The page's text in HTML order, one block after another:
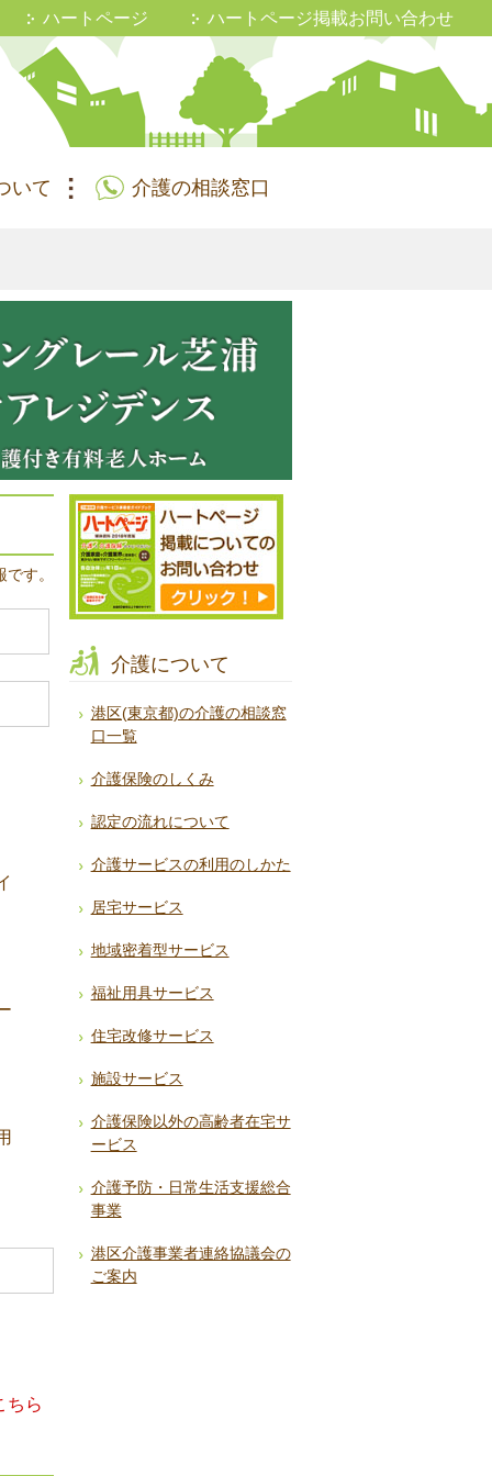
ハートページ ハートページ掲載お問い合わせ
いて 介護の相談窓口
す。
ちら
介護について
港区(東京都)の介護の相談窓
口一覧
介護保険のしくみ
認定の流れについて
介護サービスの利用のしかた
居宅サービス
地域密着型サービス
福祉用具サービス
住宅改修サービス
施設サービス
介護保険以外の高齢者在宅サ
ービス
介護予防・日常生活支援総合
事業
港区介護事業者連絡協議会の
ご案内